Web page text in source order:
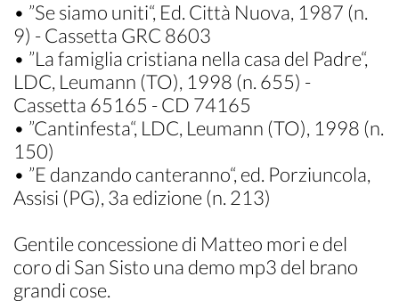
• ”Se siamo uniti“, Ed. Città Nuova, 1987 (n.
9) - Cassetta GRC 8603
• ”La famiglia cristiana nella casa del Padre“,
LDC, Leumann (TO), 1998 (n. 655) -
Cassetta 65165 - CD 74165
• ”Cantinfesta“, LDC, Leumann (TO), 1998 (n.
150)
• ”E danzando canteranno“, ed. Porziuncola,
Assisi (PG), 3a edizione (n. 213)
Gentile concessione di Matteo mori e del
coro di San Sisto una demo mp3 del brano
grandi cose.